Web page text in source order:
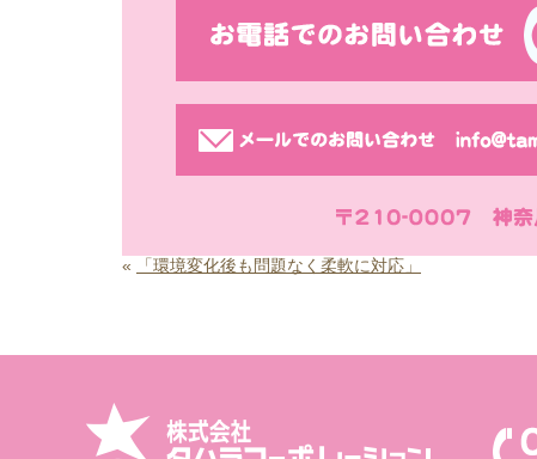
« 「環境変化後も問題なく柔軟に対応」